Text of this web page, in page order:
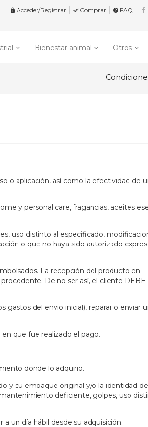
 Acceder/Registrar  Comprar help FAQ
Bienestar animal Otros
o aplicación, así como la efectividad de
y personal care, fragancias, aceites
uso distinto al especificado,
o que no haya sido autorizado
La recepción del producto en
De no ser así, el cliente DEBE
gastos del envío inicial), reparar o enviar
que fue realizado el pago.
donde lo adquirió.
y su empaque original y/o la identidad
deficiente, golpes, uso
un día hábil desde su adquisición.